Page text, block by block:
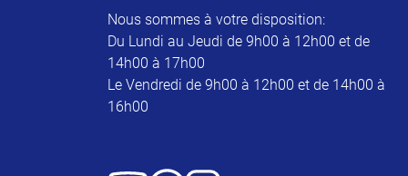
Nous sommes à votre disposition:
Du Lundi au Jeudi de 9h00 à 12h00 et de
14h00 à 17h00
Le Vendredi de 9h00 à 12h00 et de 14h00 à
16h00